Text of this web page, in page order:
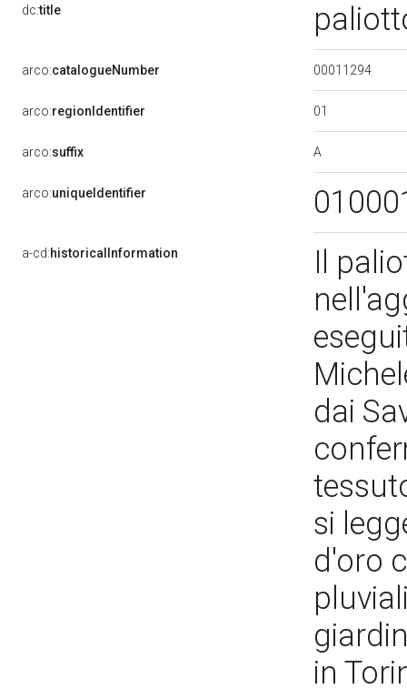
dc:title
arco:catalogueNumber 00011294
arco:regionIdentifier 01
arco:suffix A
arco:uniqueIdentifier
a-cd:historicalInformation
Il
dai
si
d'oro
in